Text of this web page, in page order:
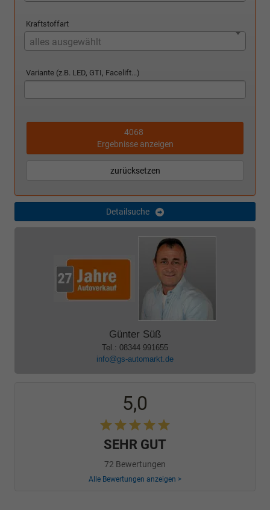
Kraftstoffart
alles ausgewählt
Variante (z.B. LED, GTI, Facelift...)
4068
Ergebnisse anzeigen
zurücksetzen
Detailsuche
Günter Süß
Tel.: 08344 991655
info@gs-automarkt.de
5,0
SEHR GUT
72 Bewertungen
Alle Bewertungen anzeigen >